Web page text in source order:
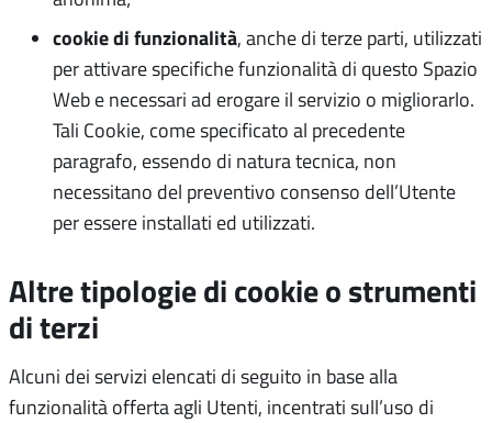
cookie di funzionalità, anche di terze parti, utilizzati
per attivare specifiche funzionalità di questo Spazio
Web e necessari ad erogare il servizio o migliorarlo.
Tali Cookie, come specificato al precedente
paragrafo, essendo di natura tecnica, non
necessitano del preventivo consenso dell’Utente
per essere installati ed utilizzati.
Altre tipologie di cookie o strumenti
di terzi
Alcuni dei servizi elencati di seguito in base alla
funzionalità offerta agli Utenti, incentrati sull’uso di